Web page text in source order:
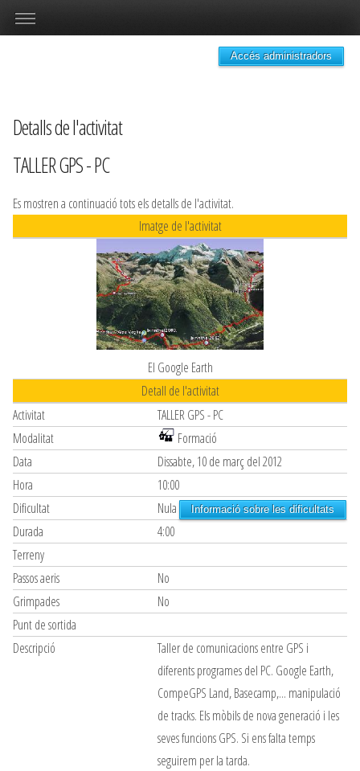
Accés administradors
Detalls de l'activitat
TALLER GPS - PC
Es mostren a continuació tots els detalls de l'activitat.
Imatge de l'activitat
El Google Earth
Detall de l'activitat
Activitat
TALLER GPS - PC
Modalitat
Formació
Data
Dissabte, 10 de març del 2012
Hora
10:00
Dificultat
Nula Informació sobre les dificultats
Durada
4:00
Terreny
Passos aeris
No
Grimpades
No
Punt de sortida
Descripció
Taller de comunicacions entre GPS i
diferents programes del PC. Google Earth,
CompeGPS Land, Basecamp,... manipulació
de tracks. Els mòbils de nova generació i les
seves funcions GPS. Si ens falta temps
seguirem per la tarda.